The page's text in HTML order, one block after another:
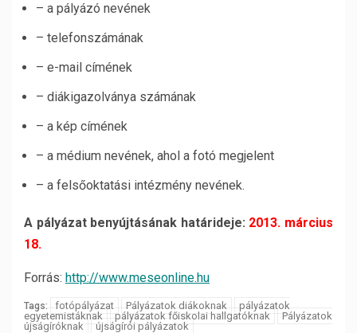
– a pályázó nevének
– telefonszámának
– e-mail címének
– diákigazolványa számának
– a kép címének
– a médium nevének, ahol a fotó megjelent
– a felsőoktatási intézmény nevének.
A pályázat benyújtásának határideje: 2013. március
18.
Forrás: http://www.meseonline.hu
Tags: fotópályázat Pályázatok diákoknak
pályázatok
egyetemistáknak
pályázatok főiskolai hallgatóknak
Pályázatok
újságíróknak
újságírói pályázatok